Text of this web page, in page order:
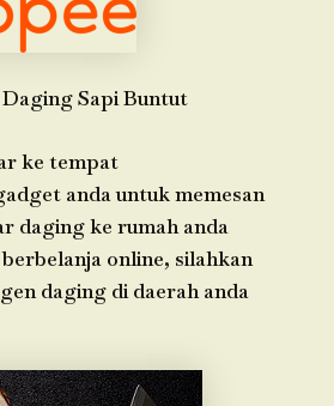
Sapi Buntut
ke tempat
anda untuk memesan
daging ke rumah anda
online, silahkan
daging di daerah anda